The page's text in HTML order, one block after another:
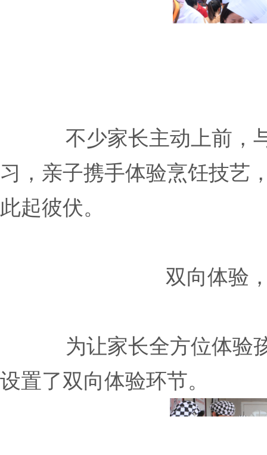
不少家长主动上前，
习，亲子携手体验烹饪技艺
此起彼伏。
双向体验
为让家长全方位体验
设置了双向体验环节。